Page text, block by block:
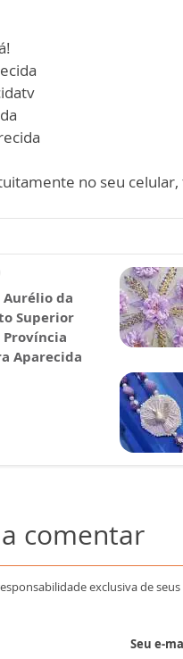
no seu
Aurélio da
Superior
Aparecida
comentar
exclusiva de
Seu e-